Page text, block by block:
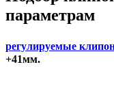
параметрам
регулируемые
+41мм.